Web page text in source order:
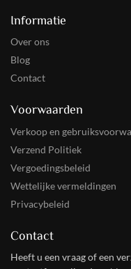
Informatie
Over ons
Blog
Contact
Voorwaarden
Verkoop en
Verzend Politiek
Vergoedingsbeleid
Wettelijke vermeldingen
Privacybeleid
Contact
Heeft u een vraag of een